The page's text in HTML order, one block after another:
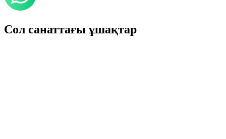
Сол санаттағы ұшақтар